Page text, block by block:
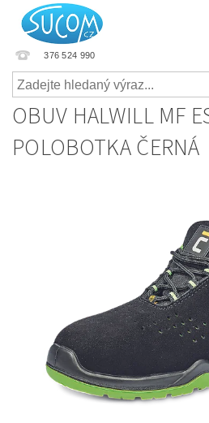
376 524 990
OBUV HALWILL MF
POLOBOTKA ČERNÁ